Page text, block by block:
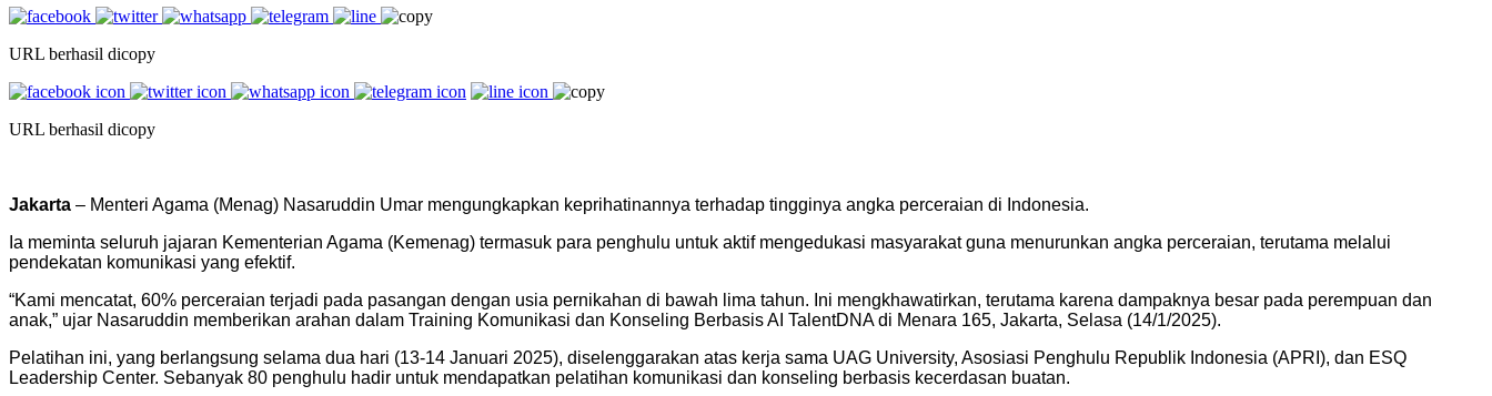
URL berhasil dicopy
URL berhasil dicopy
Jakarta – Menteri Agama (Menag) Nasaruddin Umar mengungkapkan keprihatinannya terhadap tingginya angka perceraian di Indonesia.
Ia meminta seluruh jajaran Kementerian Agama (Kemenag) termasuk para penghulu untuk aktif mengedukasi masyarakat guna menurunkan angka perceraian, terutama melalui
pendekatan komunikasi yang efektif.
“Kami mencatat, 60% perceraian terjadi pada pasangan dengan usia pernikahan di bawah lima tahun. Ini mengkhawatirkan, terutama karena dampaknya besar pada perempuan dan
anak,” ujar Nasaruddin memberikan arahan dalam Training Komunikasi dan Konseling Berbasis AI TalentDNA di Menara 165, Jakarta, Selasa (14/1/2025).
Pelatihan ini, yang berlangsung selama dua hari (13-14 Januari 2025), diselenggarakan atas kerja sama UAG University, Asosiasi Penghulu Republik Indonesia (APRI), dan ESQ
Leadership Center. Sebanyak 80 penghulu hadir untuk mendapatkan pelatihan komunikasi dan konseling berbasis kecerdasan buatan.